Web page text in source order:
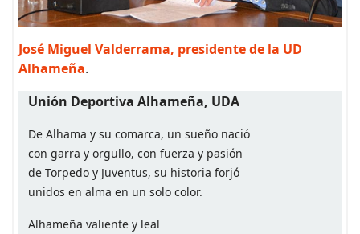
José Miguel Valderrama, presidente de la UD
Alhameña.
Unión Deportiva Alhameña, UDA
De Alhama y su comarca, un sueño nació
con garra y orgullo, con fuerza y pasión
de Torpedo y Juventus, su historia forjó
unidos en alma en un solo color.
Alhameña valiente y leal